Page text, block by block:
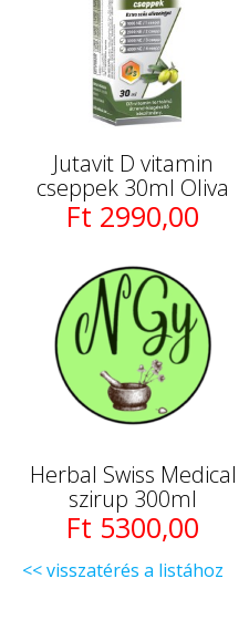
Jutavit D vitamin
cseppek 30ml Oliva
Ft 2990,00
Herbal Swiss Medical
szirup 300ml
Ft 5300,00
<< visszatérés a listához